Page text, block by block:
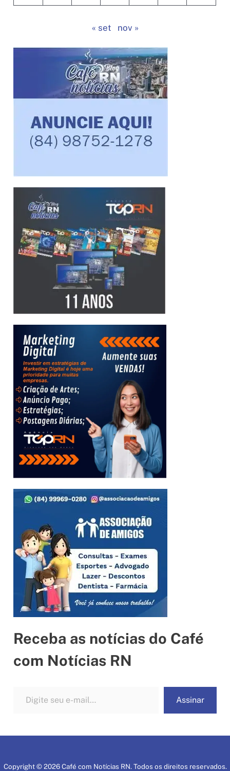
« set nov »
Receba as notícias do Café
com Notícias RN
Assinar
Copyright © 2026 Café com Notícias RN. Todos os direitos reservados.